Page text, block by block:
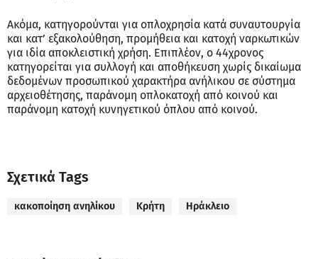
Ακόμα, κατηγορούνται για οπλοχρησία κατά συναυτουργία
και κατ’ εξακολούθηση, προμήθεια και κατοχή ναρκωτικών
για ιδία αποκλειστική χρήση. Επιπλέον, ο 44χρονος
κατηγορείται για συλλογή και αποθήκευση χωρίς δικαίωμα
δεδομένων προσωπικού χαρακτήρα ανήλικου σε σύστημα
αρχειοθέτησης, παράνομη οπλοκατοχή από κοινού και
παράνομη κατοχή κυνηγετικού όπλου από κοινού.
Σχετικά Tags
κακοποίηση ανηλίκου Κρήτη Ηράκλειο